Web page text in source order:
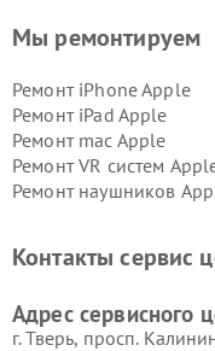
Мы ремонтируем
Ремонт iPhone Apple
Ремонт iPad Apple
Ремонт mac Apple
Ремонт VR систем
Ремонт наушников
Контакты сервис
Адрес сервисного
г. Тверь, просп.